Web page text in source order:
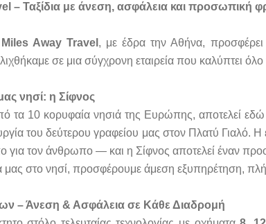
– Ταξίδια με άνεση, ασφάλεια και προσωπική
Miles Away Travel , με έδρα την Αθήνα, προσφέρει
σε μια σύγχρονη εταιρεία που καλύπτει
νησί: η Σίφνος
τα 10 κορυφαία νησιά της Ευρώπης, αποτελεί
του δεύτερου γραφείου μας στον Πλατύ Γιαλό. Η
τον άνθρωπο — και η Σίφνος αποτελεί έναν
στο νησί, προσφέρουμε άμεση εξυπηρέτηση,
– Άνεση & Ασφάλεια σε Κάθε Διαδρομή